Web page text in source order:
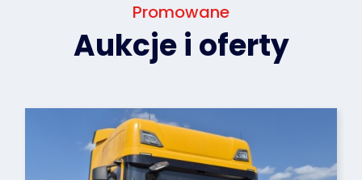
Promowane
Aukcje i oferty